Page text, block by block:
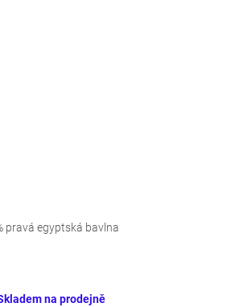
na prodejně
pravá egyptská bavlna